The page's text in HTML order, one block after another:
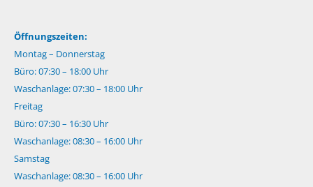
Öffnungszeiten:
Montag – Donnerstag
Büro: 07:30 – 18:00 Uhr
Waschanlage: 07:30 – 18:00 Uhr
Freitag
Büro: 07:30 – 16:30 Uhr
Waschanlage: 08:30 – 16:00 Uhr
Samstag
Waschanlage: 08:30 – 16:00 Uhr